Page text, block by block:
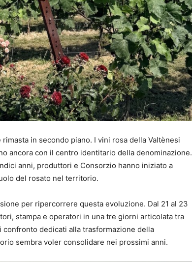
in secondo piano. I vini rosa della Valtènesi
ancora con il centro identitario della denominazione.
anni, produttori e Consorzio hanno iniziato a
del rosato nel territorio.
per ripercorrere questa evoluzione. Dal 21 al 23
stampa e operatori in una tre giorni articolata tra
dedicati alla trasformazione della
sembra voler consolidare nei prossimi anni.